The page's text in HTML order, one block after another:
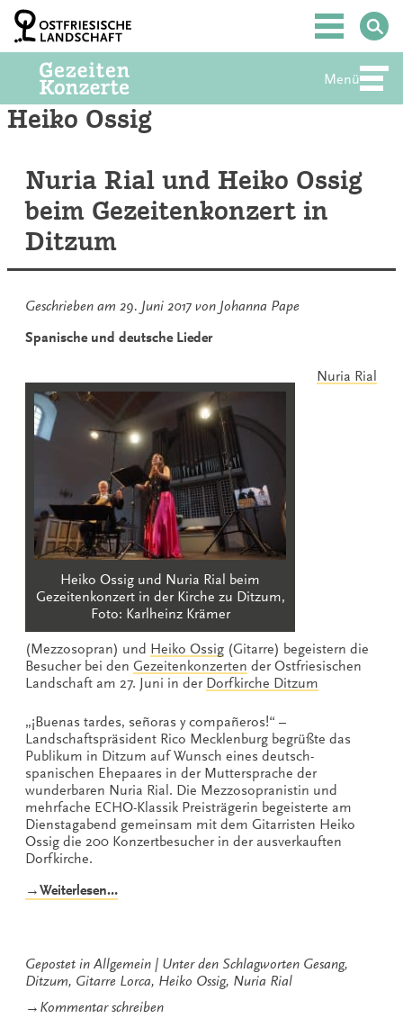
Zum
Inhalt
springen
Hauptmenü
Menü
Heiko Ossig
Nuria Rial und Heiko Ossig
beim Gezeitenkonzert in
Ditzum
Geschrieben am 29. Juni 2017 von Johanna Pape
Spanische und deutsche Lieder
Heiko Ossig und Nuria Rial beim
Gezeitenkonzert in der Kirche zu Ditzum,
Foto: Karlheinz Krämer
Nuria Rial
(Mezzosopran) und Heiko Ossig (Gitarre) begeistern die
Besucher bei den Gezeitenkonzerten der Ostfriesischen
Landschaft am 27. Juni in der Dorfkirche Ditzum
„¡Buenas tardes, señoras y compañeros!“ –
Landschaftspräsident Rico Mecklenburg begrüßte das
Publikum in Ditzum auf Wunsch eines deutsch-
spanischen Ehepaares in der Muttersprache der
wunderbaren Nuria Rial. Die Mezzosopranistin und
mehrfache ECHO-Klassik Preisträgerin begeisterte am
Dienstagabend gemeinsam mit dem Gitarristen Heiko
Ossig die 200 Konzertbesucher in der ausverkauften
Dorfkirche.
→Weiterlesen…„Nuria
Ossig
beim
Gezeitenkonzert
in
Gepostet in Allgemein Unter den Schlagworten Gesang,
Ditzum, Gitarre Lorca, Heiko Ossig, Nuria Rial
→ Kommentar schreibenzu